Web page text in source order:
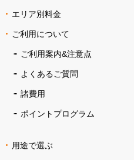
エリア別料金
ご利用について
ご利用案内&注意点
よくあるご質問
諸費用
ポイントプログラム
用途で選ぶ